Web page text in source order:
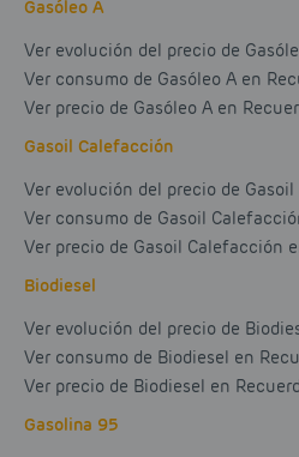
Gasóleo A
Ver evolución del precio de
Ver consumo de Gasóleo A en
Ver precio de Gasóleo A en
Gasoil Calefacción
Ver evolución del precio de
Ver consumo de Gasoil
Ver precio de Gasoil Calefacción
Biodiesel
Ver evolución del precio de
Ver consumo de Biodiesel en
Ver precio de Biodiesel en
Gasolina 95